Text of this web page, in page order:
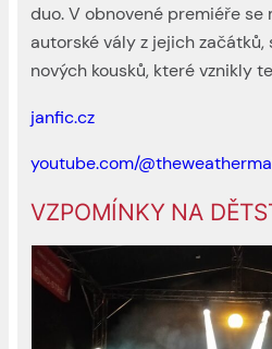
duo. V obnovené premiéře se
autorské vály z jejich
nových kousků, které vznikly
janfic.cz
youtube.com/
VZPOMÍNKY NA